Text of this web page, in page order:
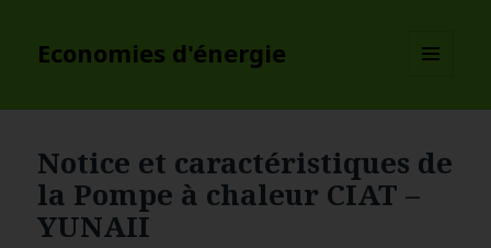
Economies d'énergie
Notice et caractéristiques de
la Pompe à chaleur CIAT –
YUNAII